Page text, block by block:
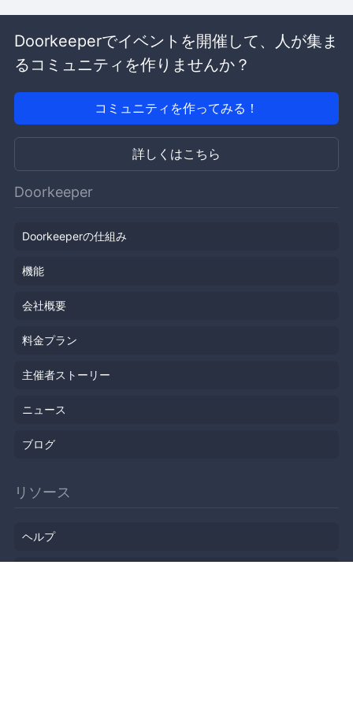
Doorkeeperでイベントを開催して、人が集ま
るコミュニティを作りませんか？
コミュニティを作ってみる！
詳しくはこちら
Doorkeeper
Doorkeeperの仕組み
機能
会社概要
料金プラン
主催者ストーリー
ニュース
ブログ
リソース
ヘルプ